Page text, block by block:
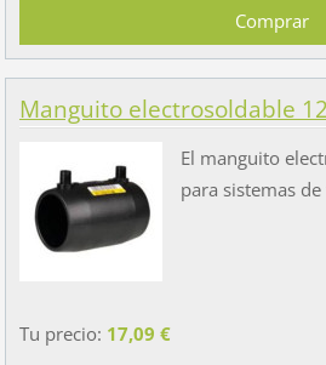
Manguito electrosoldable
El manguito
para sistemas
Tu precio: 17,09 €